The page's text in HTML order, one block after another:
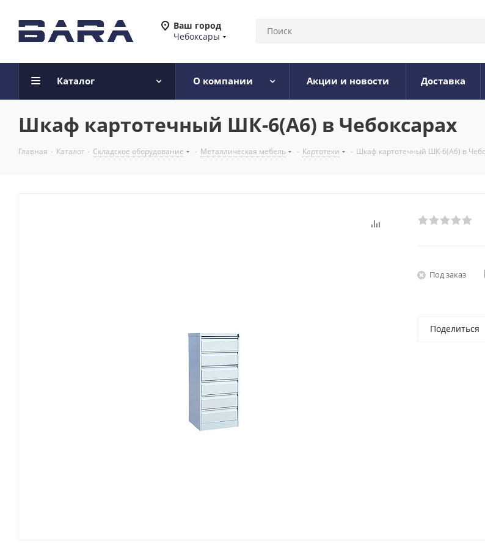
Ваш город
Чебоксары
Каталог О компании Акции и новости Доставка
Шкаф картотечный ШК-6(A6) в Чебоксарах
Главная - Каталог - Складское оборудование - Металлическая мебель - Картотеки - Шкаф картотечный ШК-6(A6) в
Под заказ
Поделиться